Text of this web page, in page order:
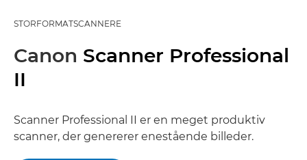
STORFORMATSCANNERE
Canon Scanner Professional
II
Scanner Professional II er en meget produktiv
scanner, der genererer enestående billeder.